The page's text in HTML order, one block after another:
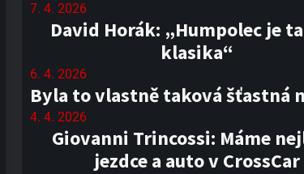
7. 4. 2026
David Horák: „Humpolec je
klasika“
6. 4. 2026
Byla to vlastně taková šťastná
4. 4. 2026
Giovanni Trincossi: Máme
jezdce a auto v CrossCar